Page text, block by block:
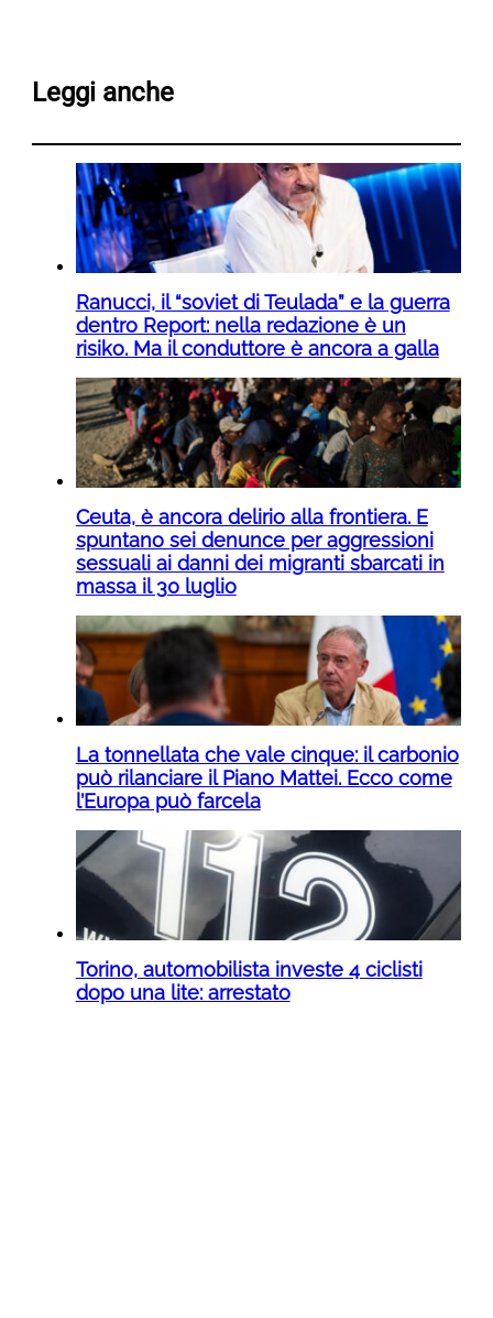
Leggi anche
Ranucci, il “soviet di Teulada” e la guerra
dentro Report: nella redazione è un
risiko. Ma il conduttore è ancora a galla
Ceuta, è ancora delirio alla frontiera. E
spuntano sei denunce per aggressioni
sessuali ai danni dei migranti sbarcati in
massa il 30 luglio
La tonnellata che vale cinque: il carbonio
può rilanciare il Piano Mattei. Ecco come
l’Europa può farcela
Torino, automobilista investe 4 ciclisti
dopo una lite: arrestato